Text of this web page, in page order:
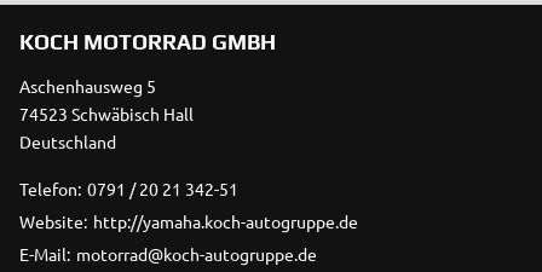
KOCH MOTORRAD GMBH
Aschenhausweg 5
74523 Schwäbisch Hall
Deutschland
Telefon: 0791 / 20 21 342-51
Website: http://yamaha.koch-autogruppe.de
E-Mail: motorrad@koch-autogruppe.de